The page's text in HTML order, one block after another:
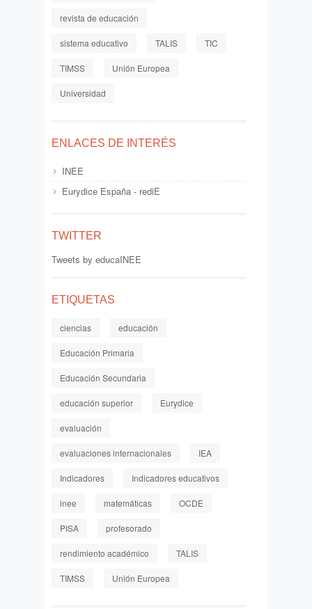
revista de educación
sistema educativo TALIS TIC
TIMSS Unión Europea
Universidad
ENLACES DE INTERÉS
INEE
Eurydice España - rediE
TWITTER
Tweets by educaINEE
ETIQUETAS
ciencias educación
Educación Primaria
Educación Secundaria
educación superior Eurydice
evaluación
evaluaciones internacionales IEA
Indicadores Indicadores educativos
inee matemáticas OCDE
PISA profesorado
rendimiento académico TALIS
TIMSS Unión Europea